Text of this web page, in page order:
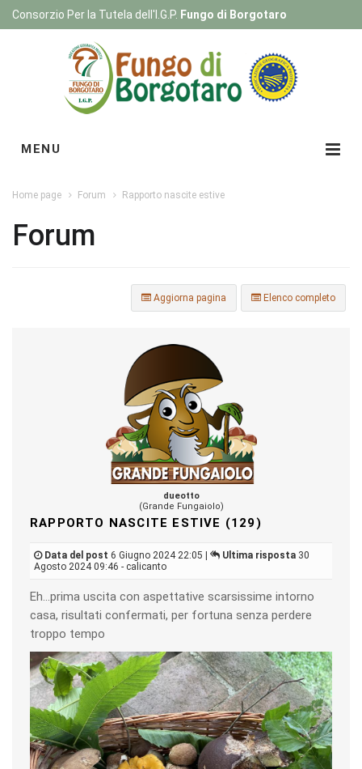
Consorzio Per la Tutela dell'I.G.P. Fungo di Borgotaro
MENU
Home page Forum Rapporto nascite estive
Forum
Elenco completo
Aggiorna pagina
dueotto
(Grande Fungaiolo)
RAPPORTO NASCITE ESTIVE (129)
Data del post 6 Giugno 2024 22:05 | Ultima risposta 30
Agosto 2024 09:46 - calicanto
Eh…prima uscita con aspettative scarsissime intorno
casa, risultati confermati, per fortuna senza perdere
troppo tempo